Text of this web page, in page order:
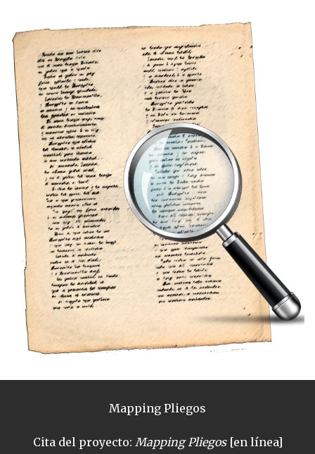
Mapping Pliegos
Cita del proyecto: Mapping Pliegos[en línea]